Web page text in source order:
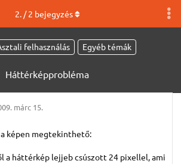
felhasználás Egyéb témák
Háttérképprobléma
2. /2 bejegyzés
márc 15.
képen megtekinthető:
a háttérkép lejjeb csúszott 24 pixellel, ami